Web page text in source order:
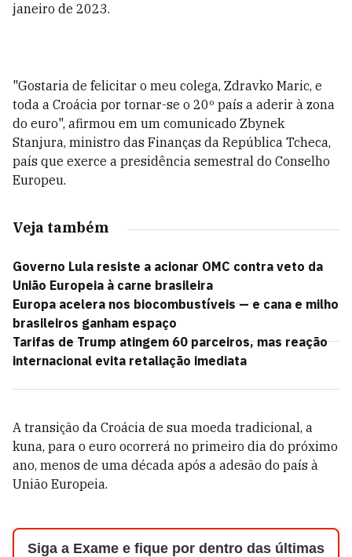
janeiro de 2023.
"Gostaria de felicitar o meu colega, Zdravko Maric, e
toda a Croácia por tornar-se o 20º país a aderir à zona
do euro", afirmou em um comunicado Zbynek
Stanjura, ministro das Finanças da República Tcheca,
país que exerce a presidência semestral do Conselho
Europeu.
Veja também
Governo Lula resiste a acionar OMC contra veto da
União Europeia à carne brasileira
Europa acelera nos biocombustíveis — e cana e milho
brasileiros ganham espaço
Tarifas de Trump atingem 60 parceiros, mas reação
internacional evita retaliação imediata
A transição da Croácia de sua moeda tradicional, a
kuna, para o euro ocorrerá no primeiro dia do próximo
ano, menos de uma década após a adesão do país à
União Europeia.
Siga a Exame e fique por dentro das últimas